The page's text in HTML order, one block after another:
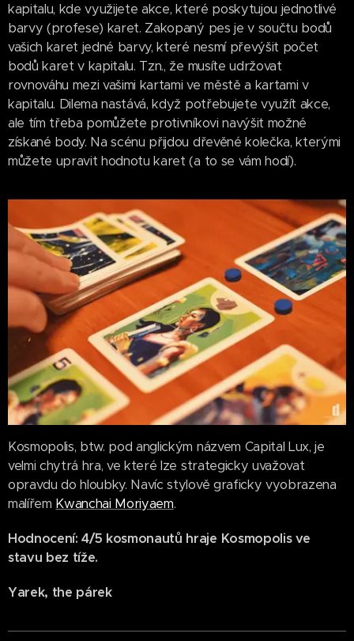
kapitalu, kde využijete akce, které poskytujou jednotlivé
barvy (profese) karet. Zakopaný pes je v součtu bodů
vašich karet jedné barvy, které nesmí převýšit počet
bodů karet v kapitalu. Tzn., že musíte udržovat
rovnováhu mezi vašimi kartami ve městě a kartami v
kapitalu. Dilema nastává, když potřebujete využít akce,
ale tím třeba pomůžete protivníkovi navýšit možné
získané body. Na scénu přijdou dřevěné kolečka, kterými
můžete upravit hodnotu karet (a to se vám hodí).
Kosmopolis, btw. pod anglickým názvem Capital Lux, je
velmi chytrá hra, ve které lze strategicky uvažovat
opravdu do hloubky. Navíc stylově graficky vyobrazena
malířem Kwanchai Moriyaem.
Hodnocení: 4/5 kosmonautů hraje Kosmopolis ve
stavu bez tíže.
Yarek, the párek